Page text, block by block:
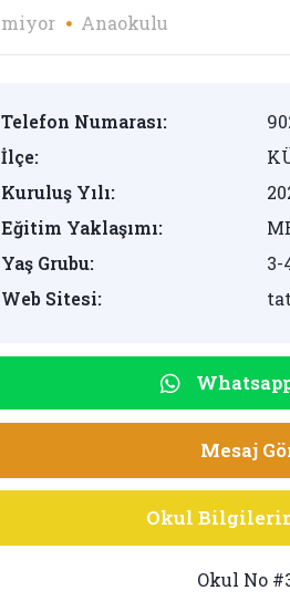
Anaokulu
Telefon Numarası:
İlçe:
Kuruluş Yılı:
Eğitim Yaklaşımı:
Yaş Grubu:
3-
Web Sitesi:
Mesaj
Okul
Okul No